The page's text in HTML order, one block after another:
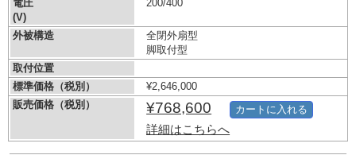
電圧
(V)
200/400
外被構造
全閉外扇型
脚取付型
取付位置
標準価格（税別）
¥2,646,000
販売価格（税別）
¥768,600
詳細はこちらへ
カートに入れる